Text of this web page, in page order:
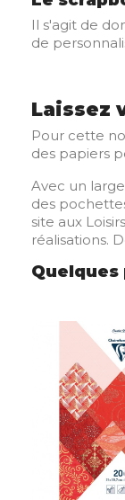
Il s'agit de
de
Laissez
Pour cette
des papiers
Avec un
des
site aux
réalisations.